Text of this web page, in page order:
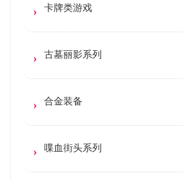
卡牌类游戏
古墓丽影系列
合金装备
喋血街头系列